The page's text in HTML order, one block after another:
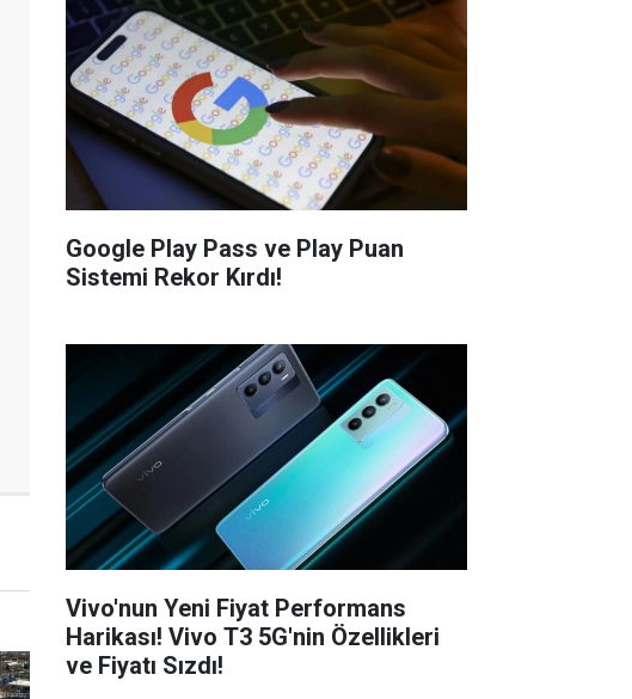
Google Play Pass ve Play Puan
Sistemi Rekor Kırdı!
Vivo'nun Yeni Fiyat Performans
Harikası! Vivo T3 5G'nin Özellikleri
ve Fiyatı Sızdı!